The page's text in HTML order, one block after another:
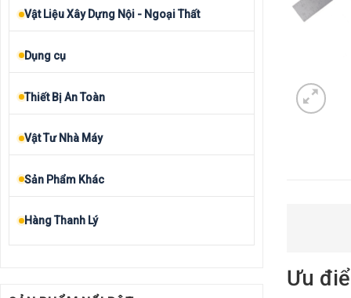
Vật Liệu Xây Dựng Nội - Ngoại Thất
Dụng cụ
Thiết Bị An Toàn
Vật Tư Nhà Máy
Sản Phẩm Khác
Hàng Thanh Lý
Ưu